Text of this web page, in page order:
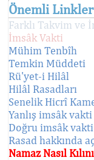
Önemli Linkler
Farklı Takvim ve
İmsâk Vakti
Mühim Tenbîh
Temkin Müddeti
Rü'yet-i Hilâl
Hilâl Rasadları
Senelik Hicrî
Yanlış imsâk vakti
Doğru imsâk vakti
Rasad hakkında
Namaz Nasıl